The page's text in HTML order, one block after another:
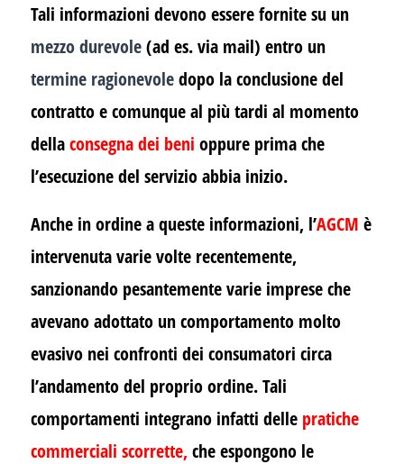
Tali informazioni devono essere fornite su un
mezzo durevole(ad es. via mail) entro un
termine ragionevoledopo la conclusione del
contratto e comunque al più tardi al momento
dellaconsegna dei beni oppure prima che
l’esecuzione del servizio abbia inizio.
Anche in ordine a queste informazioni, l’AGCM è
intervenuta varie volte recentemente,
sanzionando pesantemente varie imprese che
avevano adottato un comportamento molto
evasivo nei confronti dei consumatori circa
l’andamento del proprio ordine. Tali
comportamenti integrano infatti delle pratiche
commerciali scorrette,che espongono le